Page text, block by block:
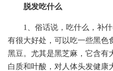
脱发吃什么
1、俗话说，吃什么，补
有很大好处，可以吃一些黑色
黑豆。尤其是黑芝麻，它含有
白质和叶酸，对人体头发健康